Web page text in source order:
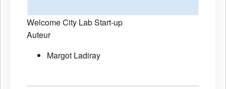
Welcome City LabStart-up
Auteur
Margot Ladiray